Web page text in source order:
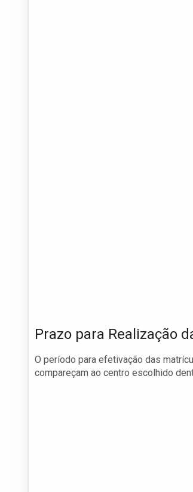
Prazo para Realização
O período para efetivação das
compareçam ao centro escolhido